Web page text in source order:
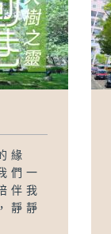
緣
們一
伴我
靜靜